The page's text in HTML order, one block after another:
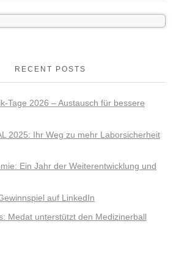
RECENT POSTS
Tage 2026 – Austausch für bessere
2025: Ihr Weg zu mehr Laborsicherheit
Ein Jahr der Weiterentwicklung und
auf LinkedIn
Medat unterstützt den Medizinerball